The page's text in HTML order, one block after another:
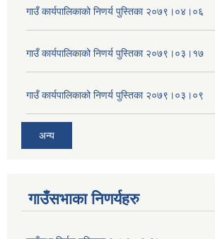
गाउँ कार्यपालिकाको निणर्य पुस्तिका २०७९।०४।०६
गाउँ कार्यपालिकाको निणर्य पुस्तिका २०७९।०३।१७
गाउँ कार्यपालिकाको निणर्य पुस्तिका २०७९।०३।०९
अन्य
गाउँसभाका निणर्यहरु